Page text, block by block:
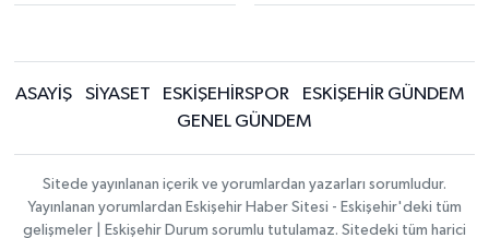
ASAYİŞ SİYASET ESKİŞEHİRSPOR
ESKİŞEHİR GÜNDEM
GENEL GÜNDEM
Sitede yayınlanan içerik ve yorumlardan yazarları sorumludur.
Yayınlanan yorumlardan Eskişehir Haber Sitesi - Eskişehir'deki tüm
gelişmeler | Eskişehir Durum sorumlu tutulamaz. Sitedeki tüm harici